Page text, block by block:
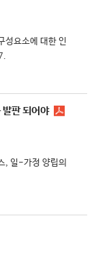
요소에 대한 인
판 되어야
일-가정 양립의